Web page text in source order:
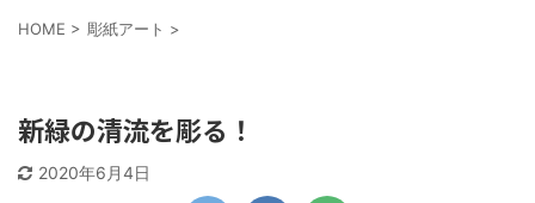
HOME > 彫紙アート >
新緑の清流を彫る！
2020年6月4日